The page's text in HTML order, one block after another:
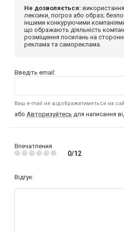
Не дозволяється:
лексики, погроз або образ;
іншими конкуруючими
що ображають діяльність
розміщення посилань на
реклама та самореклама.
Введіть email:
Ваш e-mail не відображатиметься на
або Авторизуйтесь для написання
Впечатления
0/12
Відгук: